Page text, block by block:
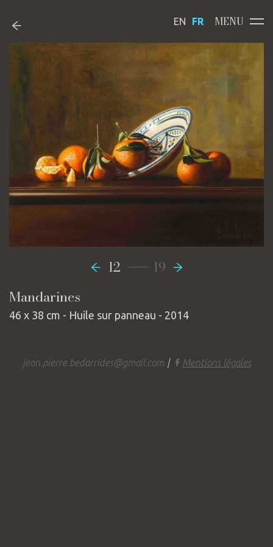
12 ----------------- 19
Mandarines
46 x 38 cm - Huile sur panneau - 2014
jean.pierre.bedarrides@gmail.com | Mentions légales
EN FR MENU